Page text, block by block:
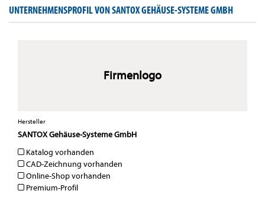
UNTERNEHMENSPROFIL VON SANTOX GEHÄUSE-SYSTEME GMBH
Firmenlogo
Hersteller
SANTOX Gehäuse-Systeme GmbH
Katalog vorhanden
CAD-Zeichnung vorhanden
Online-Shop vorhanden
Premium-Profil